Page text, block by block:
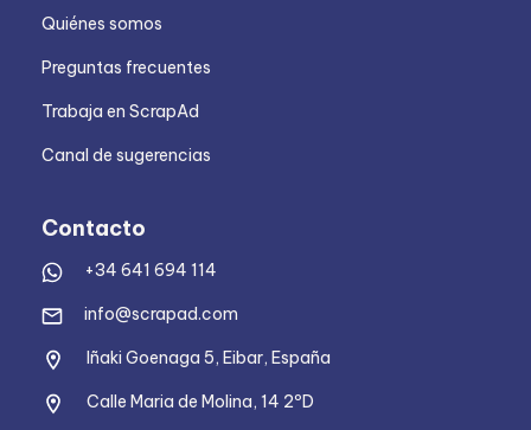
Quiénes somos
Preguntas frecuentes
Trabaja en ScrapAd
Canal de sugerencias
Contacto
+34 641 694 114
info@scrapad.com
Iñaki Goenaga 5, Eibar, España
Calle Maria de Molina, 14 2ºD